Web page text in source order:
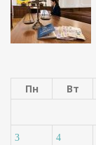
Пн
Вт
3 4